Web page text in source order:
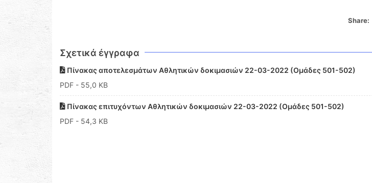
Share:
Σχετικά έγγραφα
Πίνακας αποτελεσμάτων Αθλητικών δοκιμασιών 22-03-2022 (Ομάδες 501-502)
PDF - 55,0 KB
Πίνακας επιτυχόντων Αθλητικών δοκιμασιών 22-03-2022 (Ομάδες 501-502)
PDF - 54,3 KB